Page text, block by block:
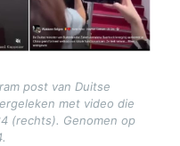
post van Duitse
met video die
(rechts). Genomen op